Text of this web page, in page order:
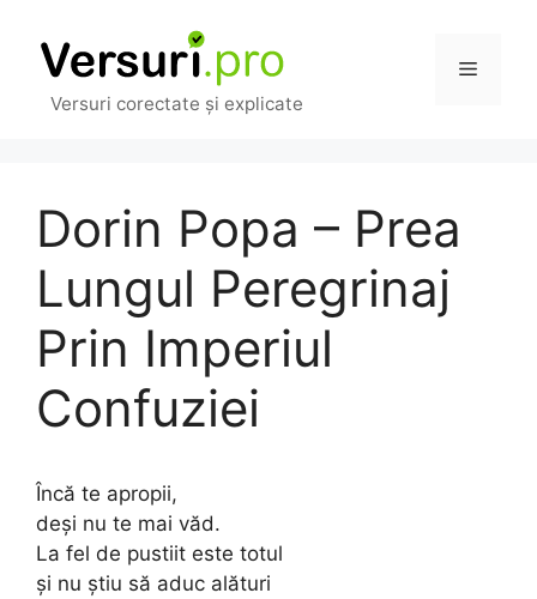
conținut
Versuri corectate și explicate
Meniu
Dorin Popa – Prea
Lungul Peregrinaj
Prin Imperiul
Confuziei
Încă te apropii,
deși nu te mai văd.
La fel de pustiit este totul
și nu știu să aduc alături